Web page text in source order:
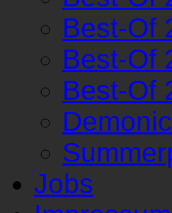
Best-Of
Best-Of
Best-Of
Jobs